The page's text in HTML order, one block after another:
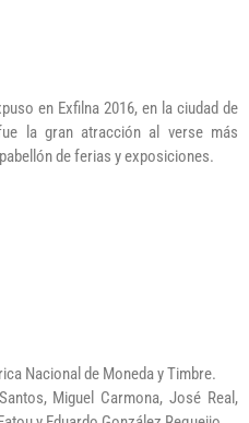
en Exfilna 2016, en la ciudad de
la gran atracción al verse más
de ferias y exposiciones.
Nacional de Moneda y Timbre.
Miguel Carmona, José Real,